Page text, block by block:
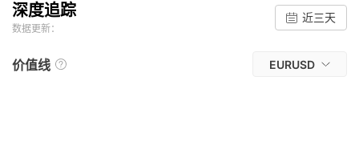
深度追踪
数据更新：
近三天
价值线 EURUSD